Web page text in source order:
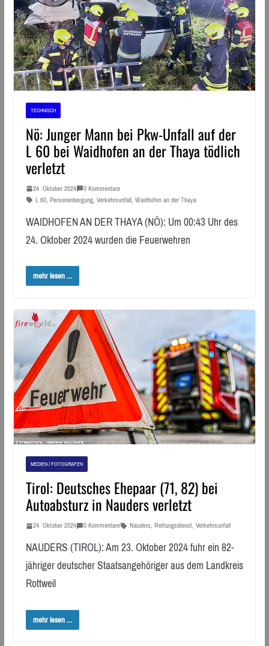
TECHNISCH
Nö: Junger Mann bei Pkw-Unfall auf der
L 60 bei Waidhofen an der Thaya tödlich
verletzt
24. Oktober 2024
0 Kommentare
L 60, Personenbergung, Verkehrsunfall, Waidhofen an der Thaya
WAIDHOFEN AN DER THAYA (NÖ): Um 00:43 Uhr des
24. Oktober 2024 wurden die Feuerwehren
mehr lesen ...
MEDIEN / FOTOGRAFEN
Tirol: Deutsches Ehepaar (71, 82) bei
Autoabsturz in Nauders verletzt
24. Oktober 2024 0 Kommentare Nauders, Rettungsdienst, Verkehrsunfall
NAUDERS (TIROL): Am 23. Oktober 2024 fuhr ein 82-
jähriger deutscher Staatsangehöriger aus dem Landkreis
Rottweil
mehr lesen ...